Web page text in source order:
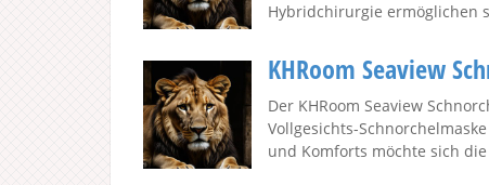
Hybridchirurgie ermöglichen
KHRoom Seaview
Der KHRoom Seaview
Vollgesichts-
und Komforts möchte sich